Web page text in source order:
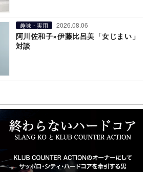
趣味・実用 2026.08.06
阿川佐和子×伊藤比呂美「女じまい」
対談